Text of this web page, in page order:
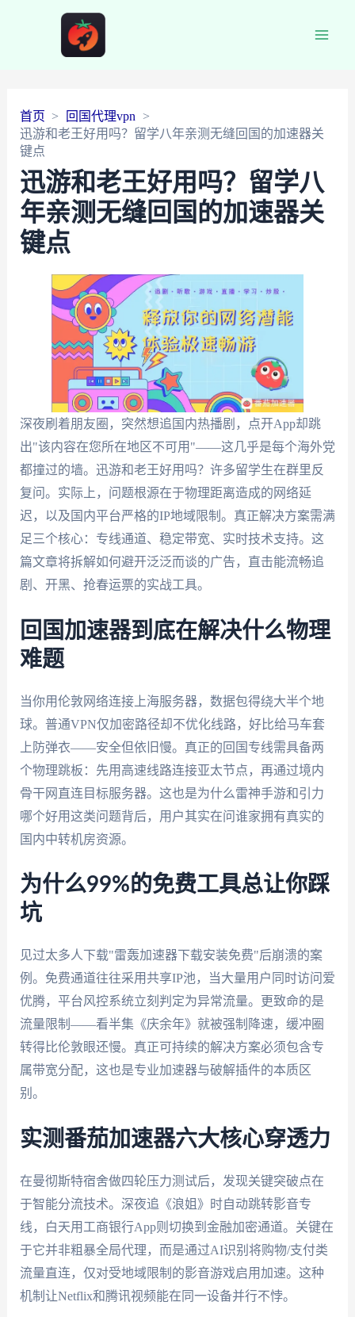
首页
回国代理vpn
迅游和老王好用吗？留学八年亲测无缝回国的加速器关
键点
迅游和老王好用吗？留学八
年亲测无缝回国的加速器关
键点
深夜刷着朋友圈，突然想追国内热播剧，点开App却跳
出"该内容在您所在地区不可用"——这几乎是每个海外党
都撞过的墙。迅游和老王好用吗？许多留学生在群里反
复问。实际上，问题根源在于物理距离造成的网络延
迟，以及国内平台严格的IP地域限制。真正解决方案需满
足三个核心：专线通道、稳定带宽、实时技术支持。这
篇文章将拆解如何避开泛泛而谈的广告，直击能流畅追
剧、开黑、抢春运票的实战工具。
回国加速器到底在解决什么物理
难题
当你用伦敦网络连接上海服务器，数据包得绕大半个地
球。普通VPN仅加密路径却不优化线路，好比给马车套
上防弹衣——安全但依旧慢。真正的回国专线需具备两
个物理跳板：先用高速线路连接亚太节点，再通过境内
骨干网直连目标服务器。这也是为什么雷神手游和引力
哪个好用这类问题背后，用户其实在问谁家拥有真实的
国内中转机房资源。
为什么99%的免费工具总让你踩
坑
见过太多人下载"雷轰加速器下载安装免费"后崩溃的案
例。免费通道往往采用共享IP池，当大量用户同时访问爱
优腾，平台风控系统立刻判定为异常流量。更致命的是
流量限制——看半集《庆余年》就被强制降速，缓冲圈
转得比伦敦眼还慢。真正可持续的解决方案必须包含专
属带宽分配，这也是专业加速器与破解插件的本质区
别。
实测番茄加速器六大核心穿透力
在曼彻斯特宿舍做四轮压力测试后，发现关键突破点在
于智能分流技术。深夜追《浪姐》时自动跳转影音专
线，白天用工商银行App则切换到金融加密通道。关键在
于它并非粗暴全局代理，而是通过AI识别将购物/支付类
流量直连，仅对受地域限制的影音游戏启用加速。这种
机制让Netflix和腾讯视频能在同一设备并行不悖。